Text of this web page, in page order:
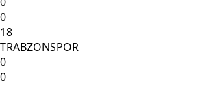
0
18
TRABZONSPOR
0
0